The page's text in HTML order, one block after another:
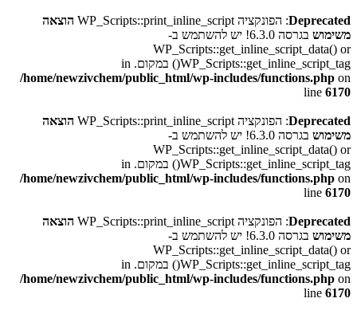
Deprecated: הפונקציה WP_Scripts::print_inline_script
הוצאה
משימוש
בגרסה 6.3.0! יש להשתמש ב-
WP_Scripts::get_inline_script_data() or
WP_Scripts::get_inline_script_tag() במקום. in
/home/newzivchem/public_html/wp-includes/functions.php on
line 6170
Deprecated: הפונקציה WP_Scripts::print_inline_script
הוצאה
משימוש
בגרסה 6.3.0! יש להשתמש ב-
WP_Scripts::get_inline_script_data() or
WP_Scripts::get_inline_script_tag() במקום. in
/home/newzivchem/public_html/wp-includes/functions.php on
line 6170
Deprecated: הפונקציה WP_Scripts::print_inline_script
הוצאה
משימוש
בגרסה 6.3.0! יש להשתמש ב-
WP_Scripts::get_inline_script_data() or
WP_Scripts::get_inline_script_tag() במקום. in
/home/newzivchem/public_html/wp-includes/functions.php on
line 6170